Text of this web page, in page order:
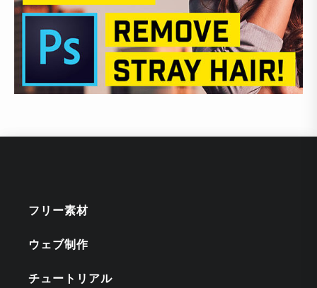
フリー素材
ウェブ制作
チュートリアル